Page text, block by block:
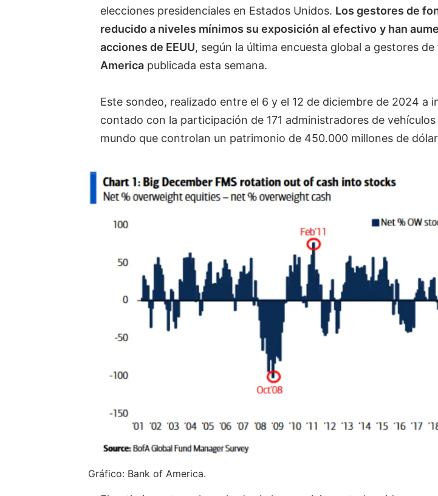
elecciones presidenciales en Estados Unidos. Los gestores de
reducido a niveles mínimos su exposición al efectivo y han
acciones de EEUU, según la última encuesta global a gestores
Americapublicada esta semana.
Este sondeo, realizado entre el 6 y el 12 de diciembre de 2024 a
contado con la participación de 171 administradores de
mundo que controlan un patrimonio de 450.000 millones de
Gráfico: Bank of America.